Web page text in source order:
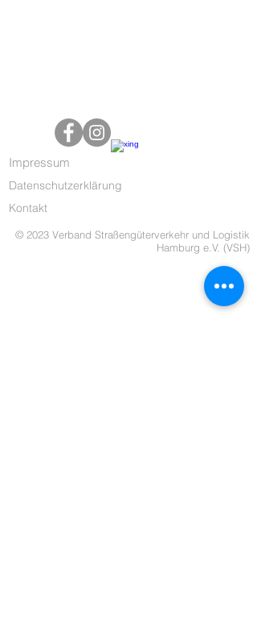
Impressum
Datenschutzerklärung
Kontakt
© 2023 Verband Straßengüterverkehr und Logistik
Hamburg e.V. (VSH)